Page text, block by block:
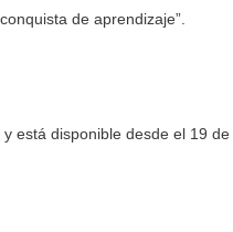
de aprendizaje”.
está disponible desde el 19 de